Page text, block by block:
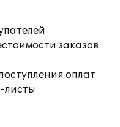
заказов
оплат
листы